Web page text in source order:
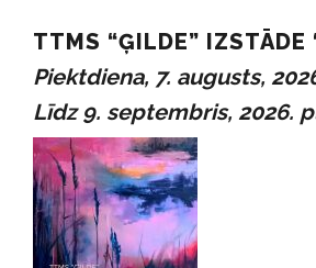
P
a
s
ā
TTMS “ĢILDE” IZSTĀDE
Piektdiena, 7. augusts,
Līdz 9. septembris, 2026.